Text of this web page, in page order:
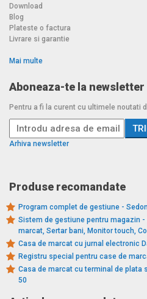
Download
Blog
Plateste o factura
Livrare si garantie
Mai multe
Aboneaza-te la newsletter
Pentru a fi la curent cu ultimele noutati
Arhiva newsletter
Produse recomandate
Program complet de gestiune -
Sistem de gestiune pentru magazin -
marcat, Sertar bani, Monitor touch,
Casa de marcat cu jurnal electronic
Registru special pentru case de
Casa de marcat cu terminal de plata
50